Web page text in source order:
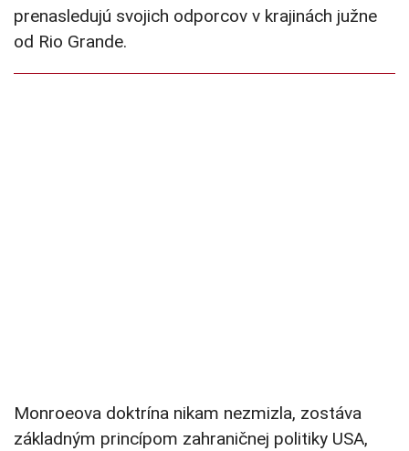
prenasledujú svojich odporcov v krajinách južne
od Rio Grande.
Monroeova doktrína nikam nezmizla, zostáva
základným princípom zahraničnej politiky USA,